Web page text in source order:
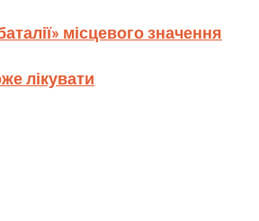
місцевого значення
лікувати